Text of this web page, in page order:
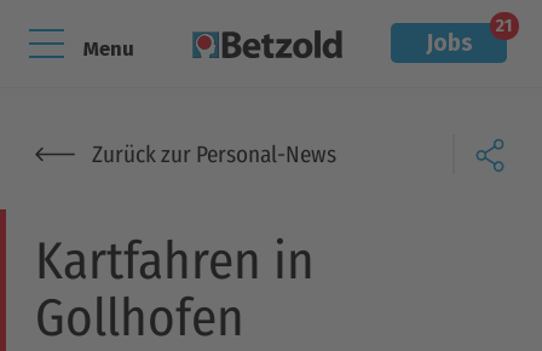
Menu
Zurück zur Personal-News
Jobs
21
Kartfahren in
Gollhofen